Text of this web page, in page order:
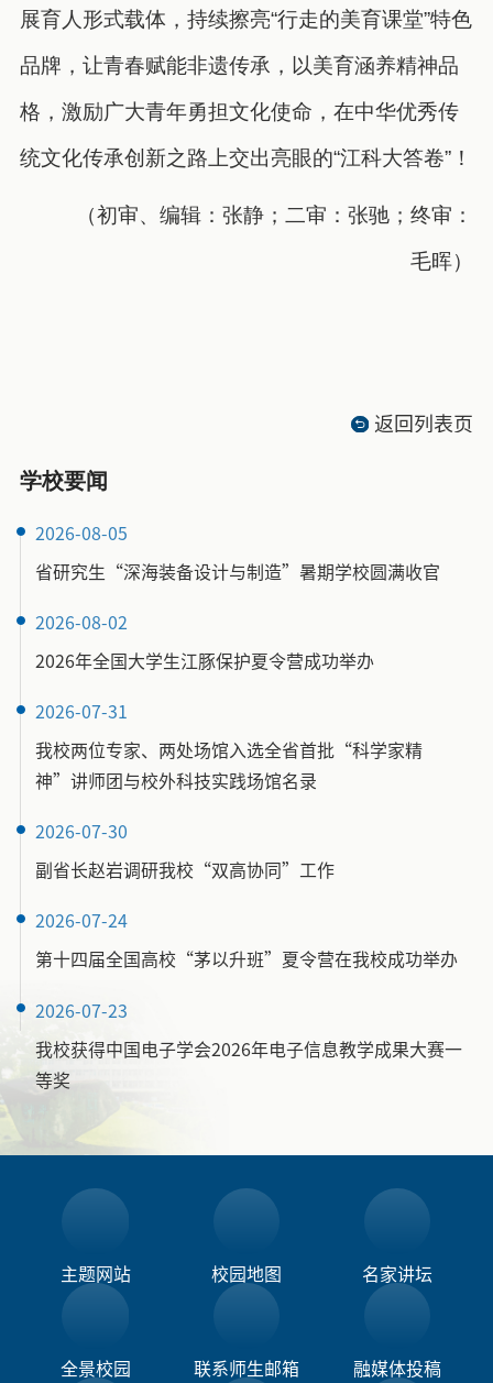
展育人形式载体，持续擦亮“行走的美育课堂”特色
品牌，让青春赋能非遗传承，以美育涵养精神品
格，激励广大青年勇担文化使命，在中华优秀传
统文化传承创新之路上交出亮眼的“江科大答卷”！
（初审、编辑：张静；二审：张驰；终审：
毛晖）
返回列表页
学校要闻
2026-08-05
省研究生“深海装备设计与制造”暑期学校圆满收官
2026-08-02
2026年全国大学生江豚保护夏令营成功举办
2026-07-31
我校两位专家、两处场馆入选全省首批“科学家精
神”讲师团与校外科技实践场馆名录
2026-07-30
副省长赵岩调研我校“双高协同”工作
2026-07-24
第十四届全国高校“茅以升班”夏令营在我校成功举办
2026-07-23
我校获得中国电子学会2026年电子信息教学成果大赛一
等奖
主题网站 校园地图 名家讲坛
全景校园 联系师生邮箱 融媒体投稿​